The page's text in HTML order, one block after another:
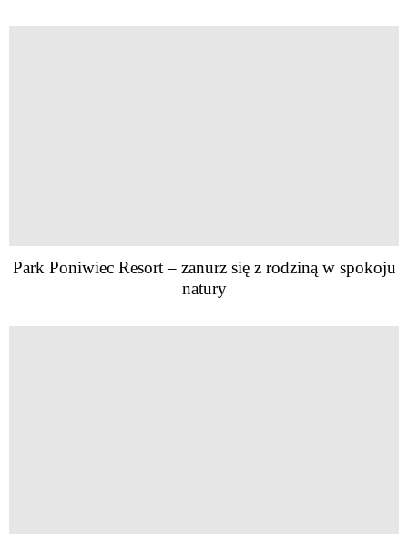
Park Poniwiec Resort – zanurz się z rodziną w spokoju
natury